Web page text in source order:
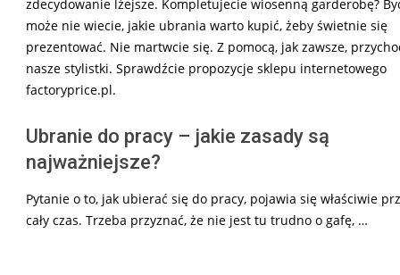
zdecydowanie lżejsze. Kompletujecie wiosenną garderobę?
może nie wiecie, jakie ubrania warto kupić, żeby świetnie się
prezentować. Nie martwcie się. Z pomocą, jak zawsze,
nasze stylistki. Sprawdźcie propozycje sklepu internetowego
factoryprice.pl.
Ubranie do pracy – jakie zasady są
najważniejsze?
Pytanie o to, jak ubierać się do pracy, pojawia się właściwie
cały czas. Trzeba przyznać, że nie jest tu trudno o gafę, …